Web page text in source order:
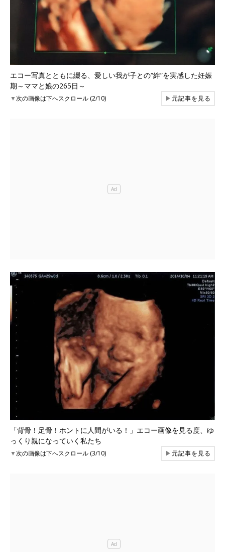
エコー写真とともに綴る、愛しい我が子との“絆”を実感した妊娠
期～ママと娘の265日～
▼次の画像は下へスクロール (2/10) ▶元記事を見る
「背骨！足骨！ホントに人間がいる！」エコー画像を見る度、ゆ
っくり親になっていく私たち
▼次の画像は下へスクロール (3/10) ▶元記事を見る